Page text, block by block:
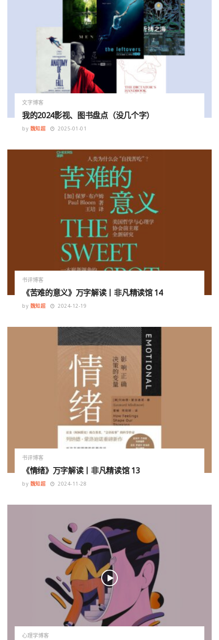
文字博客
我的2024影视、图书盘点（没几个字）
by 魏知超 2025-01-01
书评博客
《苦难的意义》万字解读丨非凡精读馆 14
by 魏知超 2024-12-19
书评博客
《情绪》万字解读丨非凡精读馆 13
by 魏知超 2024-11-28
心理学博客